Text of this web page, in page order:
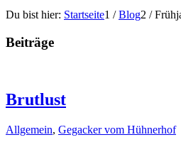
Du bist hier: Startseite1 / Blog2 /
Beiträge
Brutlust
Allgemein, Gegacker vom Hühnerhof